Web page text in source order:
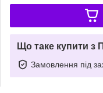
Що таке купити з
Замовлення під